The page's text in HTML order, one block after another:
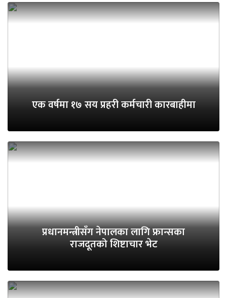
एक वर्षमा १७ सय प्रहरी कर्मचारी कारबाहीमा
प्रधानमन्त्रीसँग नेपालका लागि फ्रान्सका
राजदूतको शिष्टाचार भेट